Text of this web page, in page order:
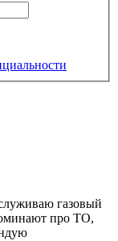
газовый
про ТО,